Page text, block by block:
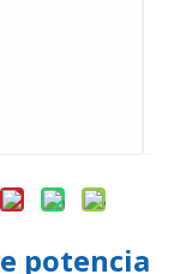
potencia